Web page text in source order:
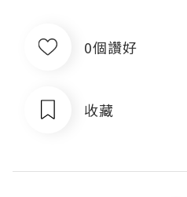
0個讚好
收藏